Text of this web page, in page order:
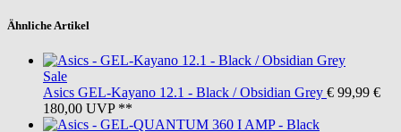
Ähnliche Artikel
Sale
Asics GEL-Kayano 12.1 - Black / Obsidian Grey € 99,99 €
180,00 UVP **